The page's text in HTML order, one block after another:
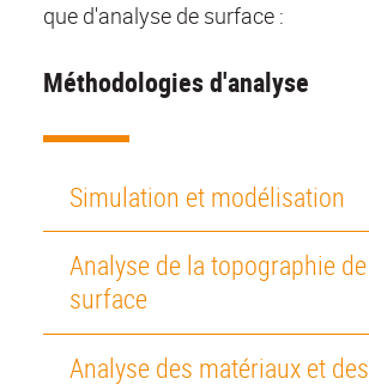
que d'analyse de surface :
Méthodologies d'analyse
Simulation et modélisation
Analyse de la topographie de
surface
Analyse des matériaux et des